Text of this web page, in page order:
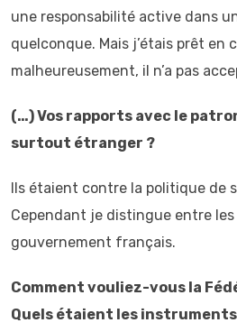
une responsabilité active dans
quelconque. Mais j’étais prêt en
malheureusement, il n’a pas
(…) Vos rapports avec le
surtout étranger ?
Ils étaient contre la politique de
Cependant je distingue entre
gouvernement français.
Comment vouliez-vous la
Quels étaient les